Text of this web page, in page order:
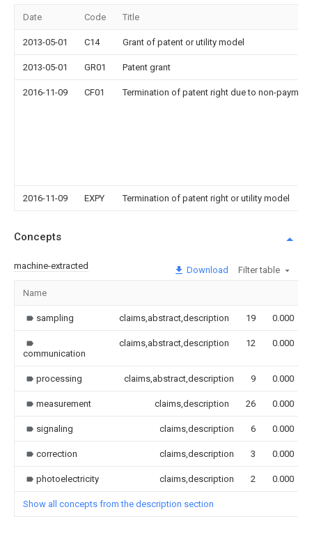
Date Code Title
2013-05-01 C14 Grant of patent or utility model
2013-05-01 GR01 Patent grant
2016-11-09 CF01 Termination of patent right due to non-
2016-11-09 EXPY Termination of patent right or utility model
Concepts
machine-extracted Download Filter table
Name
sampling claims,abstract,description 19 0.000
communication
claims,abstract,description 12 0.000
processing claims,abstract,description 9 0.000
measurement claims,description 26 0.000
signaling claims,description 6 0.000
correction claims,description 3 0.000
photoelectricity claims,description 2 0.000
Show all concepts from the description section